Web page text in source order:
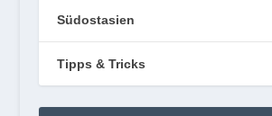
Südostasien
Tipps & Tricks